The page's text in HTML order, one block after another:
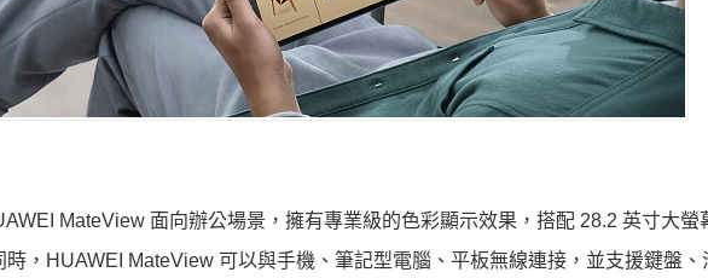
MateView 面向辦公場景，擁有專業級的色彩顯示效果，搭配 28.2 英寸大螢
，HUAWEI MateView 可以與手機、筆記型電腦、平板無線連接，並支援鍵盤、